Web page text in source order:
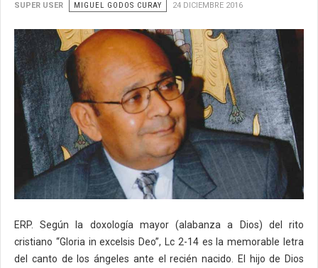
SUPER USER MIGUEL GODOS CURAY 24 DICIEMBRE 2016
ERP. Según la doxología mayor (alabanza a Dios) del rito
cristiano “Gloria in excelsis Deo”, Lc 2-14 es la memorable letra
del canto de los ángeles ante el recién nacido. El hijo de Dios